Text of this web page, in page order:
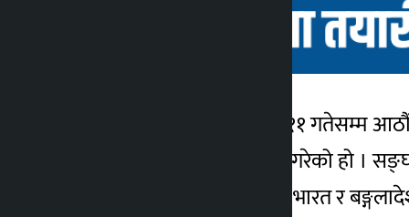
चितवन । वैशाख ९ गतेदेखि ११ गतेसम्म
भरतपुर एक्स्पोको आयोजना गरेको हो ।
१५० स्टल रहने छन् । नेपाल, भारत र